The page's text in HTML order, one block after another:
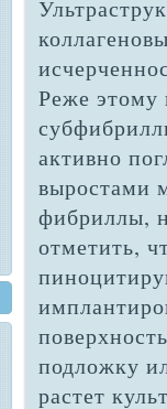
Реже этому
активно
выростами
фибриллы,
отметить,
подложку
растет